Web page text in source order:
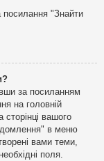
посилання "Знайти
за посиланням
на головній
сторінці вашого
в меню
вами теми,
поля.